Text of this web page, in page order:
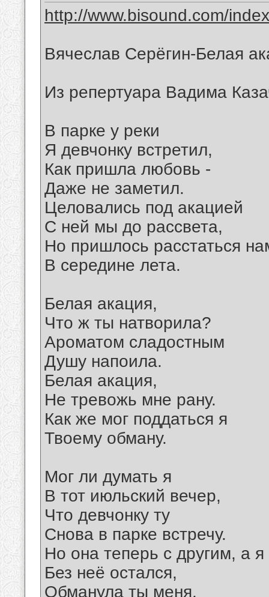
http://www.bisound.com/
Вячеслав Серёгин-Белая
Из репертуара Вадима
В парке у реки
Я девчонку встретил,
Как пришла любовь -
Даже не заметил.
Целовались под акацией
С ней мы до рассвета,
Но пришлось расстаться
В середине лета.
Белая акация,
Что ж ты натворила?
Ароматом сладостным
Душу напоила.
Белая акация,
Не тревожь мне рану.
Как же мог поддаться я
Твоему обману.
Мог ли думать я
В тот июльский вечер,
Что девчонку ту
Снова в парке встречу.
Но она теперь с другим, а я
Без неё остался,
Обманула ты меня,